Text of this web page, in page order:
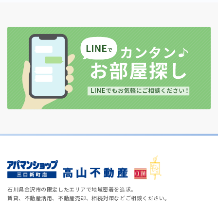
石川県金沢市の限定したエリアで地域密着を追求。
賃貸、不動産活用、不動産売却、相続対策などご相談ください。